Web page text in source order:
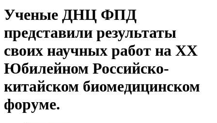
Ученые ДНЦ ФПД
представили результаты
своих научных работ на ХХ
Юбилейном Российско-
китайском биомедицинском
форуме.